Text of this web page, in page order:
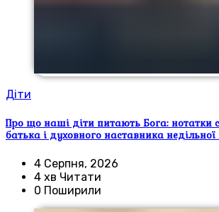
Діти
Про що наші діти питають Бога: нотатки
батька і духовного наставника
4 Серпня, 2026
4 хв Читати
0 Поширили